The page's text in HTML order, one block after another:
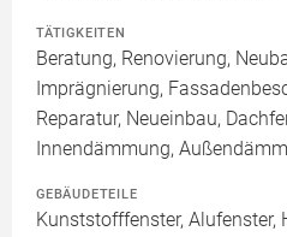
TÄTIGKEITEN
Beratung, Renovierung,
Imprägnierung,
Reparatur, Neueinbau,
Innendämmung,
GEBÄUDETEILE
Kunststofffenster, Alufenster,